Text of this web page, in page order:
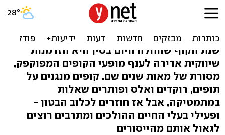
לרגל שנת הקוף: ביקור
בביה"ס לקופים בסין
שנת הקוף שהחלה היום בסין היא הזדמנות
שיווקית אדירה לענף מופעי הקופים המפוקפק,
מסורת של מאות שנים שם. קופים מנגנים על
תופים, רוקדים ואלס ופותרים שאלות
במתמטיקה, אבל אז חוזרים לכלוב הבטון -
ופעילי בעלי החיים ההולכים ומתרבים רוצים
לגאול אותם מהייסורים